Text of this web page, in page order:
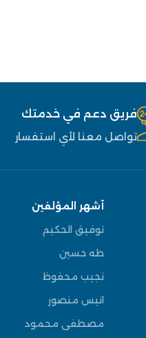
فريق دعم في خدمتك
تواصل معنا لأي استفسار
أشهر المؤلفين
توفيق الحكيم
طه حسين
نجيب محفوظ
انيس منصور
مصطفى محمود